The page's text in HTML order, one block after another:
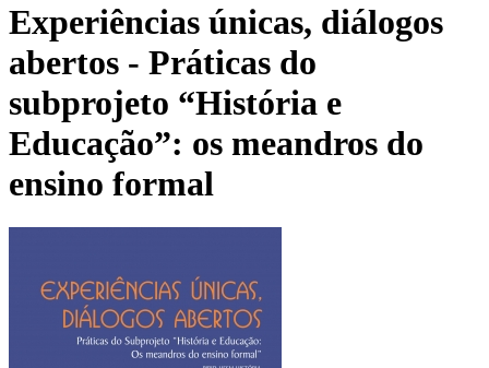
Experiências únicas, diálogos
abertos - Práticas do
subprojeto “História e
Educação”: os meandros do
ensino formal